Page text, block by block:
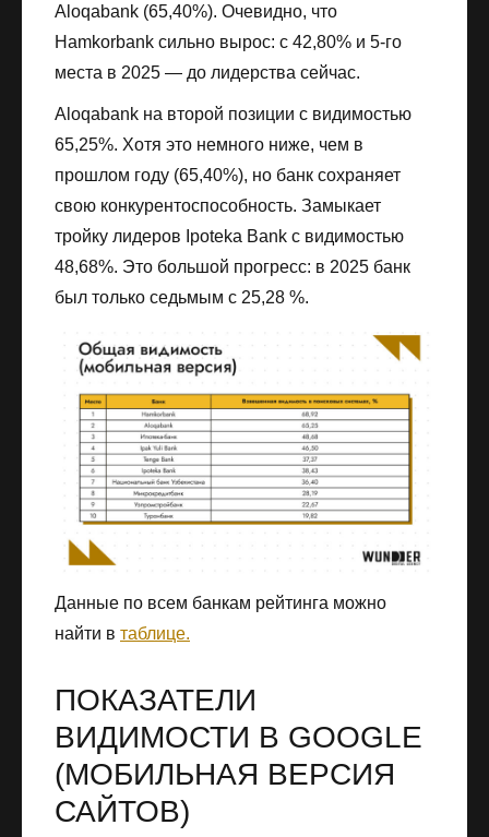
Aloqabank (65,40%). Очевидно, что
Hamkorbank сильно вырос: с 42,80% и 5-го
места в 2025 — до лидерства сейчас.
Aloqabank на второй позиции с видимостью
65,25%. Хотя это немного ниже, чем в
прошлом году (65,40%), но банк сохраняет
свою конкурентоспособность. Замыкает
тройку лидеров Ipoteka Bank с видимостью
48,68%. Это большой прогресс: в 2025 банк
был только седьмым с 25,28 %.
Данные по всем банкам рейтинга можно
найти в таблице.
ПОКАЗАТЕЛИ
ВИДИМОСТИ В GOOGLE
(МОБИЛЬНАЯ ВЕРСИЯ
САЙТОВ)